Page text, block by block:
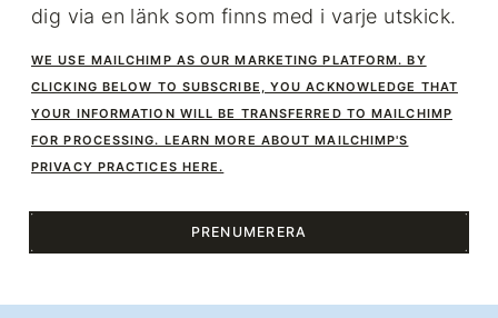
dig via en länk som finns med i varje utskick.
WE USE MAILCHIMP AS OUR MARKETING PLATFORM. BY
CLICKING BELOW TO SUBSCRIBE, YOU ACKNOWLEDGE THAT
YOUR INFORMATION WILL BE TRANSFERRED TO MAILCHIMP
FOR PROCESSING. LEARN MORE ABOUT MAILCHIMP'S
PRIVACY PRACTICES HERE.
PRENUMERERA